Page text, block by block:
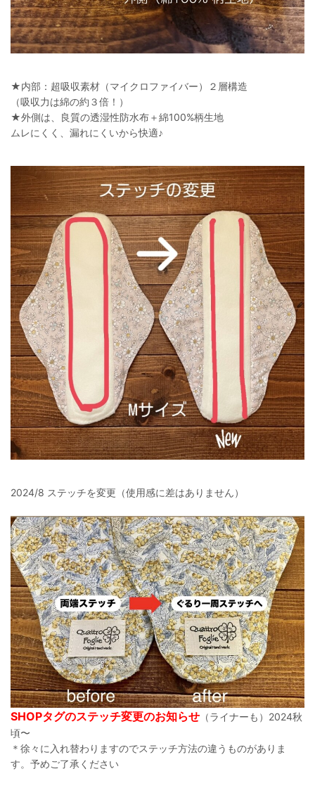
★内部：超吸収素材（マイクロファイバー）２層構造
（吸収力は綿の約３倍！）
★外側は、良質の透湿性防水布＋綿100%柄生地
ムレにくく、漏れにくいから快適♪
2024/8 ステッチを変更（使用感に差はありません）
SHOPタグのステッチ変更のお知らせ （ライナーも）2024秋
頃〜
＊徐々に入れ替わりますのでステッチ方法の違うものがありま
す。予めご了承ください